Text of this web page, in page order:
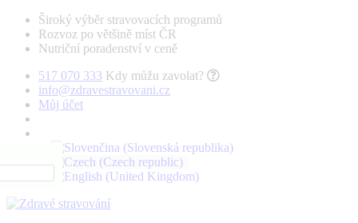
Široký výběr stravovacích programů
Rozvoz po většině míst ČR
Nutriční poradenství v ceně
517 070 333 Kdy můžu zavolat?
info@zdravestravovani.cz
Můj účet